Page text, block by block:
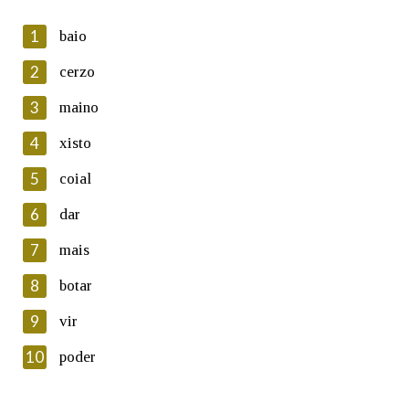
En cumprimento da normativa vixente en materia de
Protección de Datos de Carácter Persoal, a Real Academia
Galega informa a aqueles usuarios que faciliten o seu correo
electrónico, así como calquera outra información de carácter
persoal, que estes datos serán obxecto de tratamento
automatizado de carácter confidencial e incorporados aos seus
ficheiros informáticos. Así mesmo, os usuarios poderán exercer o
seu dereito de acceso, rectificación, oposición e cancelación dos
seus datos poñéndose en contacto connosco.
Lin e acepto as condicións da política de
Introduce o código que aparece na imaxe:
1 baio
2 cerzo
3 maino
4 xisto
5 coial
6 dar
7 mais
8 botar
9 vir
10 poder